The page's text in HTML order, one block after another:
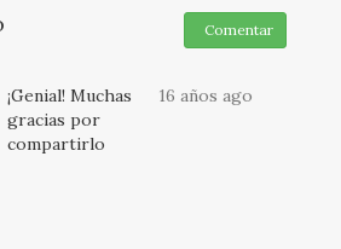
Comentar
16 años ago
¡Genial! Muchas
gracias por
compartirlo